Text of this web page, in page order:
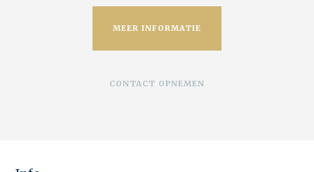
MEER INFORMATIE
CONTACT OPNEMEN